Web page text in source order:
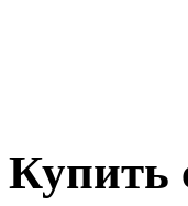
Купить